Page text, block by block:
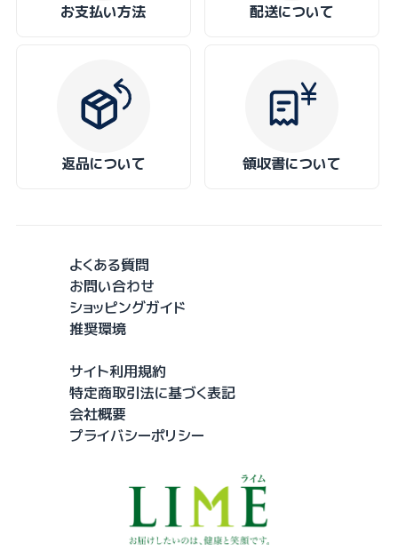
お支払い方法 配送について
返品について 領収書について
よくある質問
お問い合わせ
ショッピングガイド
推奨環境
サイト利用規約
特定商取引法に基づく表記
会社概要
プライバシーポリシー